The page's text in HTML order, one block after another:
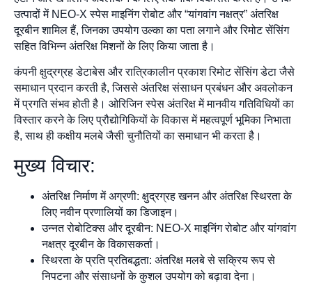
उत्पादों में NEO-X स्पेस माइनिंग रोबोट और “यांगवांग नक्षत्र” अंतरिक्ष
दूरबीन शामिल हैं, जिनका उपयोग उल्का का पता लगाने और रिमोट सेंसिंग
सहित विभिन्न अंतरिक्ष मिशनों के लिए किया जाता है।
कंपनी क्षुद्रग्रह डेटाबेस और रात्रिकालीन प्रकाश रिमोट सेंसिंग डेटा जैसे
समाधान प्रदान करती है, जिससे अंतरिक्ष संसाधन प्रबंधन और अवलोकन
में प्रगति संभव होती है। ओरिजिन स्पेस अंतरिक्ष में मानवीय गतिविधियों का
विस्तार करने के लिए प्रौद्योगिकियों के विकास में महत्वपूर्ण भूमिका निभाता
है, साथ ही कक्षीय मलबे जैसी चुनौतियों का समाधान भी करता है।
मुख्य विचार:
अंतरिक्ष निर्माण में अग्रणी: क्षुद्रग्रह खनन और अंतरिक्ष स्थिरता के
लिए नवीन प्रणालियों का डिजाइन।
उन्नत रोबोटिक्स और दूरबीन: NEO-X माइनिंग रोबोट और यांगवांग
नक्षत्र दूरबीन के विकासकर्ता।
स्थिरता के प्रति प्रतिबद्धता: अंतरिक्ष मलबे से सक्रिय रूप से
निपटना और संसाधनों के कुशल उपयोग को बढ़ावा देना।